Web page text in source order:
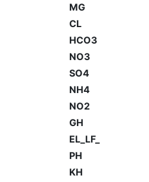
MG
CL
HCO3
NO3
SO4
NH4
NO2
GH
EL_LF_
PH
KH